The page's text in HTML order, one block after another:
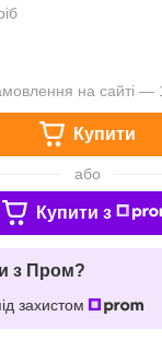
на сайті —
Купити
або
Купити з
з Пром?
захистом